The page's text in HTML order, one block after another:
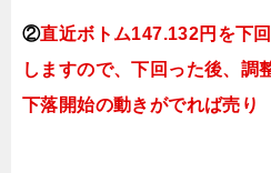
②直近ボトム147.132円を下
し ますので、下回った後、調
下落開始の動きがでれば売り